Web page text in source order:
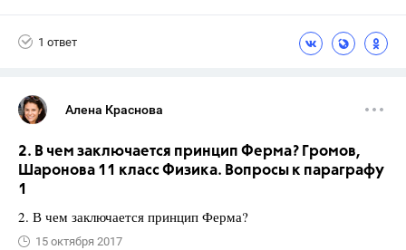
1 ответ
Алена Краснова
2. В чем заключается принцип Ферма? Громов,
Шаронова 11 класс Физика. Вопросы к параграфу
1
2. В чем заключается принцип Ферма?
15 октября 2017